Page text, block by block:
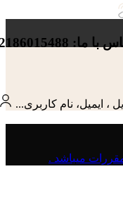
ما: 02186015488
، ایمیل، نام کاربری...
میباشد .